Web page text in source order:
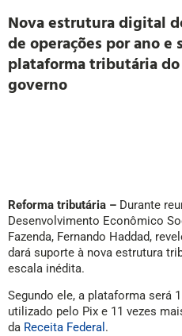
Nova estrutura digital
de operações por ano e
plataforma tributária
governo
Reforma tributária – Durante
Desenvolvimento Econômico
Fazenda, Fernando Haddad,
dará suporte à nova estrutura
escala inédita.
Segundo ele, a plataforma será
utilizado pelo Pix e 11 vezes
da Receita Federal .